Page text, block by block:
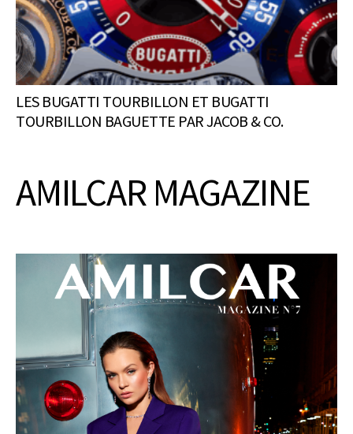
LES BUGATTI TOURBILLON ET BUGATTI
TOURBILLON BAGUETTE PAR JACOB & CO.
AMILCAR MAGAZINE